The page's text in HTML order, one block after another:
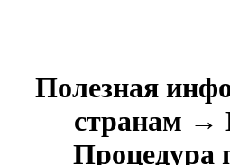
Полезная
странам →
Процедура